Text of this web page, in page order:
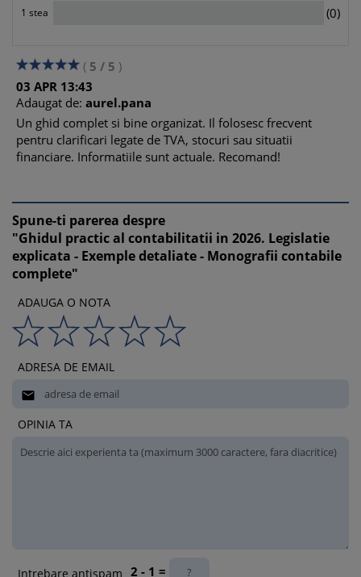
1 stea (0)
( 5 / 5 )
03 APR 13:43
Adaugat de: aurel.pana
Un ghid complet si bine organizat. Il folosesc frecvent
pentru clarificari legate de TVA, stocuri sau situatii
financiare. Informatiile sunt actuale. Recomand!
Spune-ti parerea despre
"Ghidul practic al contabilitatii in 2026. Legislatie
explicata - Exemple detaliate - Monografii contabile
complete"
ADAUGA O NOTA
ADRESA DE EMAIL

OPINIA TA
Intrebare antispam 2 - 1 =